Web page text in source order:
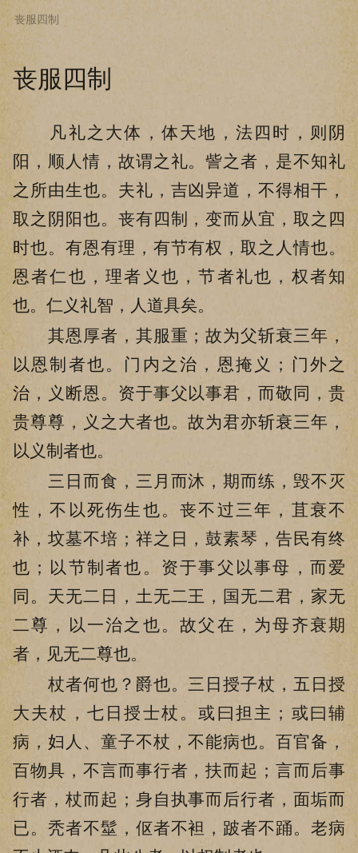
丧服四制
凡礼之大体，体天地，法四时，则阴
阳，顺人情，故谓之礼。訾之者，是不知礼
之所由生也。夫礼，吉凶异道，不得相干，
取之阴阳也。丧有四制，变而从宜，取之四
时也。有恩有理，有节有权，取之人情也。
恩者仁也，理者义也，节者礼也，权者知
也。仁义礼智，人道具矣。
其恩厚者，其服重；故为父斩衰三年，
以恩制者也。门内之治，恩掩义；门外之
治，义断恩。资于事父以事君，而敬同，贵
贵尊尊，义之大者也。故为君亦斩衰三年，
以义制者也。
三日而食，三月而沐，期而练，毁不灭
性，不以死伤生也。丧不过三年，苴衰不
补，坟墓不培；祥之日，鼓素琴，告民有终
也；以节制者也。资于事父以事母，而爱
同。天无二日，土无二王，国无二君，家无
二尊，以一治之也。故父在，为母齐衰期
者，见无二尊也。
杖者何也？爵也。三日授子杖，五日授
大夫杖，七日授士杖。或曰担主；或曰辅
病，妇人、童子不杖，不能病也。百官备，
百物具，不言而事行者，扶而起；言而后事
行者，杖而起；身自执事而后行者，面垢而
已。秃者不髽，伛者不袒，跛者不踊。老病
丧服四制